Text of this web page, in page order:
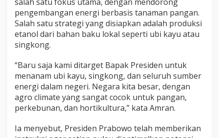
pengembangan energi berbasis tanaman pangan.
Salah satu strategi yang disiapkan adalah produksi
etanol dari bahan baku lokal seperti ubi kayu atau
singkong.
“Baru saja kami ditarget Bapak Presiden untuk
menanam ubi kayu, singkong, dan seluruh sumber
energi dalam negeri. Negara kita besar, dengan
agro climate yang sangat cocok untuk pangan,
perkebunan, dan hortikultura,” kata Amran.
Ia menyebut, Presiden Prabowo telah memberikan